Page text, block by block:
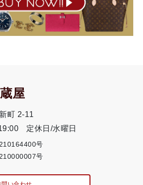
屋
町 2-11
定休日/水曜日
号
号